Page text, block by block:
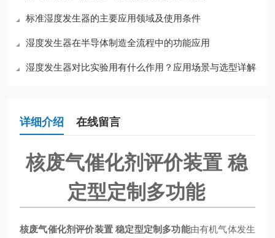
标准湿度发生器的主要应用领域及使用条件
湿度发生器在半导体制造全流程中的功能应用
湿度发生器对比实验用有什么作用？应用场景与选型详解
详细介绍 在线留言
核废气催化剂评价装置 稳
定型定制多功能
核废气催化剂评价装置 稳定型定制多功能由有机气体发生